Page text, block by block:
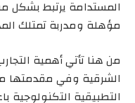
المستدامة يرتبط بشكل
مؤهلة ومدربة تمتلك
من هنا تأتي أهمية
الشرقية وفي مقدمتها
التطبيقية التكنولوجية